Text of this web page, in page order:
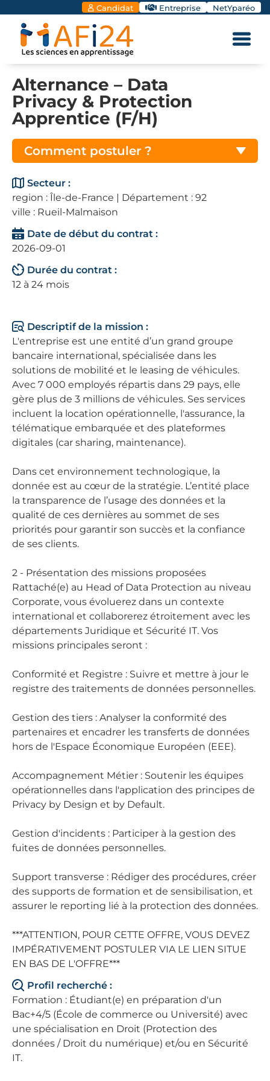
Candidat Entreprise NetYparéo
Alternance – Data
Privacy & Protection
Apprentice (F/H)
Comment postuler ?
Secteur :
region : Île-de-France | Département : 92
ville : Rueil-Malmaison
Date de début du contrat :
2026-09-01
Durée du contrat :
12 à 24 mois
Descriptif de la mission :
L'entreprise est une entité d’un grand groupe
bancaire international, spécialisée dans les
solutions de mobilité et le leasing de véhicules.
Avec 7 000 employés répartis dans 29 pays, elle
gère plus de 3 millions de véhicules. Ses services
incluent la location opérationnelle, l'assurance, la
télématique embarquée et des plateformes
digitales (car sharing, maintenance).
Dans cet environnement technologique, la
donnée est au cœur de la stratégie. L’entité place
la transparence de l’usage des données et la
qualité de ces dernières au sommet de ses
priorités pour garantir son succès et la confiance
de ses clients.
2 - Présentation des missions proposées
Rattaché(e) au Head of Data Protection au niveau
Corporate, vous évoluerez dans un contexte
international et collaborerez étroitement avec les
départements Juridique et Sécurité IT. Vos
missions principales seront :
Conformité et Registre : Suivre et mettre à jour le
registre des traitements de données personnelles.
Gestion des tiers : Analyser la conformité des
partenaires et encadrer les transferts de données
hors de l'Espace Économique Européen (EEE).
Accompagnement Métier : Soutenir les équipes
opérationnelles dans l'application des principes de
Privacy by Design et by Default.
Gestion d'incidents : Participer à la gestion des
fuites de données personnelles.
Support transverse : Rédiger des procédures, créer
des supports de formation et de sensibilisation, et
assurer le reporting lié à la protection des données.
***ATTENTION, POUR CETTE OFFRE, VOUS DEVEZ
IMPÉRATIVEMENT POSTULER VIA LE LIEN SITUE
EN BAS DE L'OFFRE***
Profil recherché :
Formation : Étudiant(e) en préparation d'un
Bac+4/5 (École de commerce ou Université) avec
une spécialisation en Droit (Protection des
données / Droit du numérique) et/ou en Sécurité
IT.